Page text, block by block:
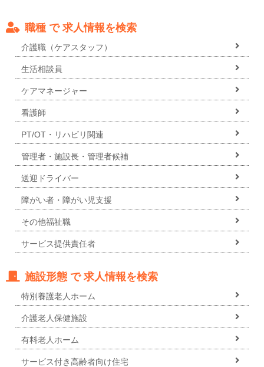
職種 で 求人情報を検索
介護職（ケアスタッフ）
生活相談員
ケアマネージャー
看護師
PT/OT・リハビリ関連
管理者・施設長・管理者候補
送迎ドライバー
障がい者・障がい児支援
その他福祉職
サービス提供責任者
施設形態 で 求人情報を検索
特別養護老人ホーム
介護老人保健施設
有料老人ホーム
サービス付き高齢者向け住宅